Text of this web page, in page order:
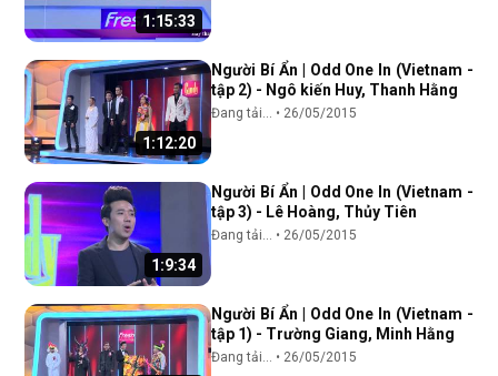
1:15:33
1:12:20
Người Bí Ẩn | Odd One In (Vietnam -
tập 2) - Ngô kiến Huy, Thanh Hằng
Đang tải... • 26/05/2015
1:9:34
Người Bí Ẩn | Odd One In (Vietnam -
tập 3) - Lê Hoàng, Thủy Tiên
Đang tải... • 26/05/2015
Người Bí Ẩn | Odd One In (Vietnam -
tập 1) - Trường Giang, Minh Hằng
Đang tải... • 26/05/2015